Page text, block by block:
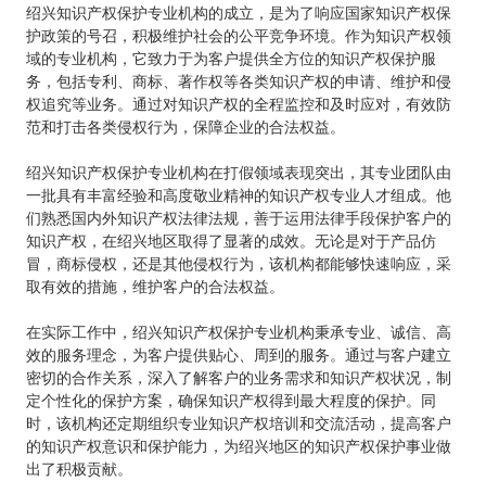
绍兴知识产权保护专业机构的成立，是为了响应国家知识产权保
护政策的号召，积极维护社会的公平竞争环境。作为知识产权领
域的专业机构，它致力于为客户提供全方位的知识产权保护服
务，包括专利、商标、著作权等各类知识产权的申请、维护和侵
权追究等业务。通过对知识产权的全程监控和及时应对，有效防
范和打击各类侵权行为，保障企业的合法权益。
绍兴知识产权保护专业机构在打假领域表现突出，其专业团队由
一批具有丰富经验和高度敬业精神的知识产权专业人才组成。他
们熟悉国内外知识产权法律法规，善于运用法律手段保护客户的
知识产权，在绍兴地区取得了显著的成效。无论是对于产品仿
冒，商标侵权，还是其他侵权行为，该机构都能够快速响应，采
取有效的措施，维护客户的合法权益。
在实际工作中，绍兴知识产权保护专业机构秉承专业、诚信、高
效的服务理念，为客户提供贴心、周到的服务。通过与客户建立
密切的合作关系，深入了解客户的业务需求和知识产权状况，制
定个性化的保护方案，确保知识产权得到最大程度的保护。同
时，该机构还定期组织专业知识产权培训和交流活动，提高客户
的知识产权意识和保护能力，为绍兴地区的知识产权保护事业做
出了积极贡献。